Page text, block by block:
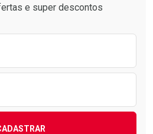
e super descontos